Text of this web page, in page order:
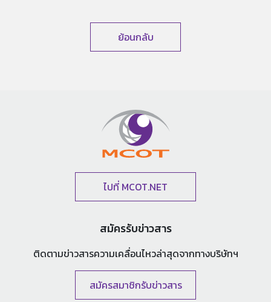
ย้อนกลับ
ไปที่ MCOT.NET
สมัครรับข่าวสาร
ติดตามข่าวสารความเคลื่อนไหวล่าสุดจากทางบริษัทฯ
สมัครสมาชิกรับข่าวสาร